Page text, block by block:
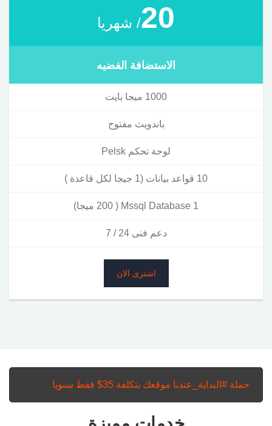
20/ شهريا
الاستضافة الفضيه
1000 ميجا بايت
باندويث مفتوح
لوحة تحكم Pelsk
10 قواعد بيانات (1 جيجا لكل قاعدة )
1 Mssql Database ( 200 ميجا)
دعم فنى 24 / 7
اشترى الان
حملة #البداية_عندنا موقعك بتكلفة 35$ فقط سنويا